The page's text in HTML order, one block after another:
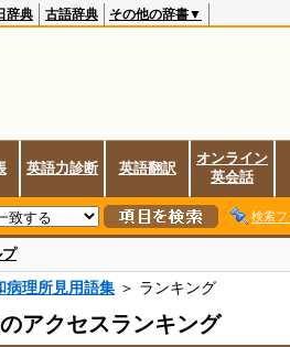
辞典 古語辞典 その他の辞書▼
英語力診断 英語翻訳
オンライン
英会話
検索
病理所見用語集 ＞ ランキング
アクセスランキング